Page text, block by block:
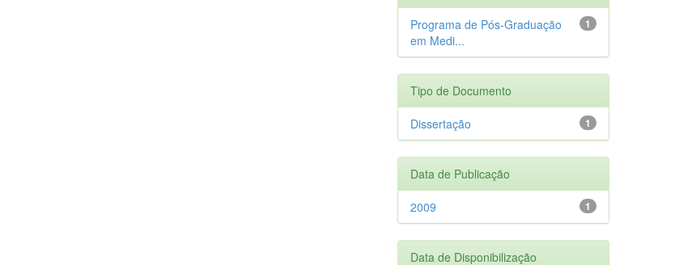
1
Programa de Pós-Graduação
em Medi...
Tipo de Documento
1
Dissertação
Data de Publicação
1
2009
Data de Disponibilização